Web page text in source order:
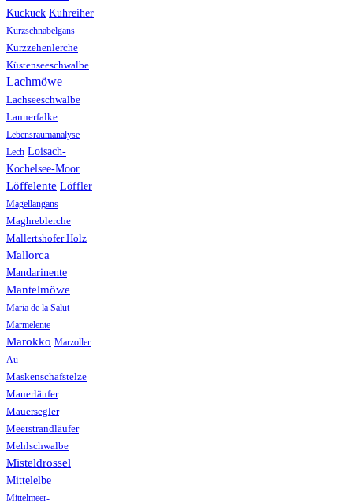
Kuckuck Kuhreiher
Kurzschnabelgans
Kurzzehenlerche
Küstenseeschwalbe
Lachmöwe
Lachseeschwalbe
Lannerfalke
Lebensraumanalyse
Lech Loisach-
Kochelsee-Moor
Löffelente Löffler
Magellangans
Maghreblerche
Mallertshofer Holz
Mallorca
Mandarinente
Mantelmöwe
Maria de la Salut
Marmelente
Marokko Marzoller
Au
Maskenschafstelze
Mauerläufer
Mauersegler
Meerstrandläufer
Mehlschwalbe
Misteldrossel
Mittelelbe
Mittelmeer-